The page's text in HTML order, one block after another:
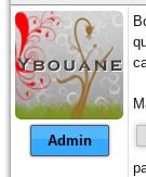
Admin